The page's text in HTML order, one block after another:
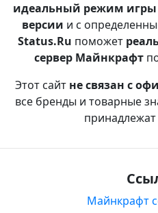
идеальный режим игры
версии и с
Status.Ru поможет
сервер Майнкрафт
Этот сайт не связан с
все бренды и товарные
Майнкрафт